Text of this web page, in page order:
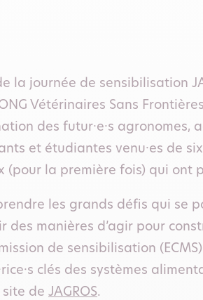
la journée de sensibilisation
Vétérinaires Sans
des futur·e·s agronomes,
et étudiantes venu·es de
la première fois) qui ont
les grands défis qui se
des manières d’agir pour
de sensibilisation
clés des systèmes
site de JAGROS.